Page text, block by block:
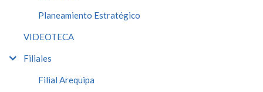
Planeamiento Estratégico
VIDEOTECA
Filiales
Filial Arequipa